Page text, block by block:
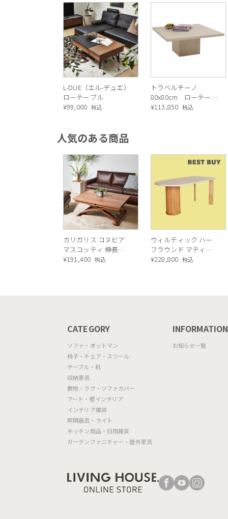
L-DUE（エル-デュエ）
ローテーブル
¥99,000 税込
トラベルチーノ
80x80cm ローテーブ
ル/ コーヒーテーブル
¥113,850 税込
人気のある商品
カリガリス コヌビア
マスコッティ 伸長・
昇降式テーブル ／
¥191,400 税込
ウィルティック ハー
フラウンド マティエ
ラ塗装 ダイニングテ
¥228,800 税込
CATEGORY
ソファ・オットマン
椅子・チェア・スツール
テーブル・机
収納家具
敷物・ラグ・ソファカバー
アート・壁インテリア
インテリア雑貨
照明器具・ライト
キッチン用品・日用雑貨
ガーデンファニチャー・屋外家具
INFORMATION
お知らせ一覧